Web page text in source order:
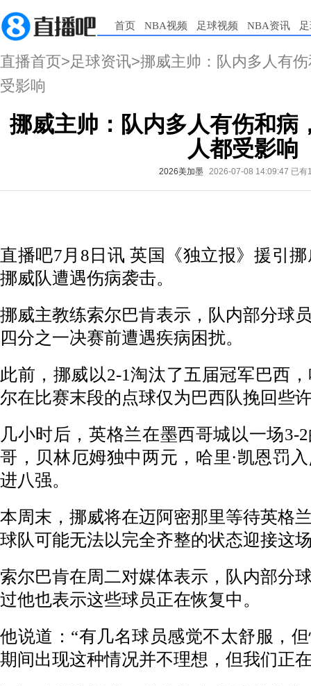
首页 NBA视频 足球视频 NBA资讯
直播首页>足球资讯>挪威主帅：队内多人有
受影响
挪威主帅：队内多人有伤和病
人都受影响
2026美加墨 2026-07-08 14:09:47 已有
直播吧7月8日讯 英国《独立报》援引挪
挪威队遭遇伤病袭击。
挪威主教练索尔巴肯表示，队内部分球
四分之一决赛前遭遇疾病困扰。
此前，挪威以2-1淘汰了五届冠军巴西
尔在比赛末段的点球仅为巴西队挽回些
几小时后，英格兰在墨西哥城以一场3-
哥，贝林厄姆独中两元，哈里·凯恩罚
进八强。
本周末，挪威将在迈阿密那里等待英格
球队可能无法以完全齐整的状态迎接这
索尔巴肯在周二对媒体表示，队内部分
过他也表示这些球员正在恢复中。
他说道：“有几名球员感觉不太舒服，
期间出现这种情况并不理想，但我们正